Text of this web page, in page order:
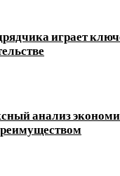
играет
анализ